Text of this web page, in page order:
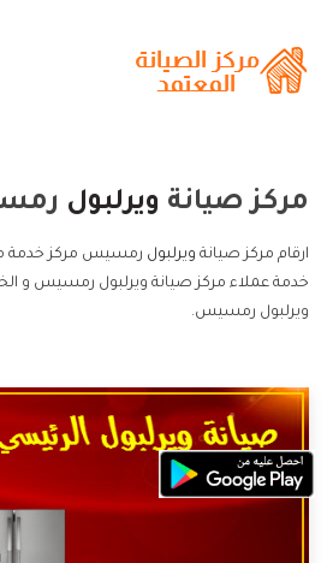
مركز صيانة ويرلبول
ارقام مركز صيانة ويرلبول رمسيس مركز خدمة
خدمة عملاء مركز صيانة ويرلبول رمسيس و
ويرلبول رمسيس.